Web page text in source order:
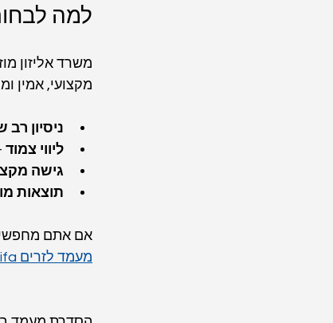
למה
משרד אליזון
מקצועי, אמין
ניסיון רב
ליווי צמוד
גישה
תוצאות
אם אתם
מעמד לזרים haifa